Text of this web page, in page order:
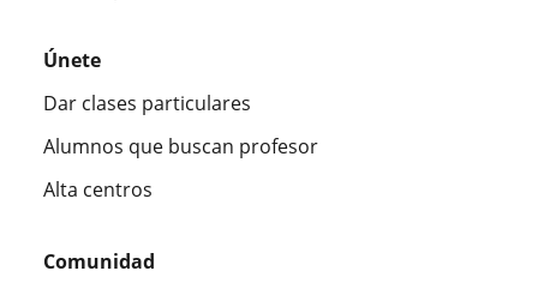
Únete
Dar clases particulares
Alumnos que buscan profesor
Alta centros
Comunidad